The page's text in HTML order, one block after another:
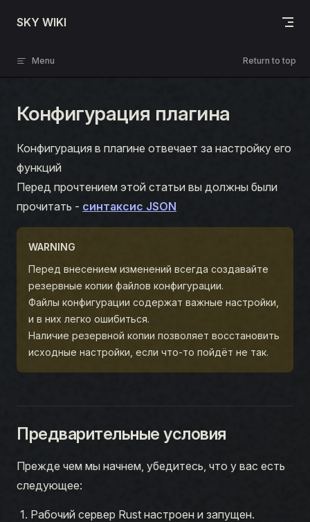
Skip to content
SKY WIKI
Menu Return to top
Конфигурация плагина
Конфигурация в плагине отвечает за настройку его
функций
Перед прочтением этой статьи вы должны были
прочитать - синтаксис JSON
WARNING
Перед внесением изменений всегда создавайте
резервные копии файлов конфигурации.
Файлы конфигурации содержат важные настройки,
и в них легко ошибиться.
Наличие резервной копии позволяет восстановить
исходные настройки, если что-то пойдёт не так.
Предварительные условия
Прежде чем мы начнем, убедитесь, что у вас есть
следующее:
Рабочий сервер Rust настроен и запущен.